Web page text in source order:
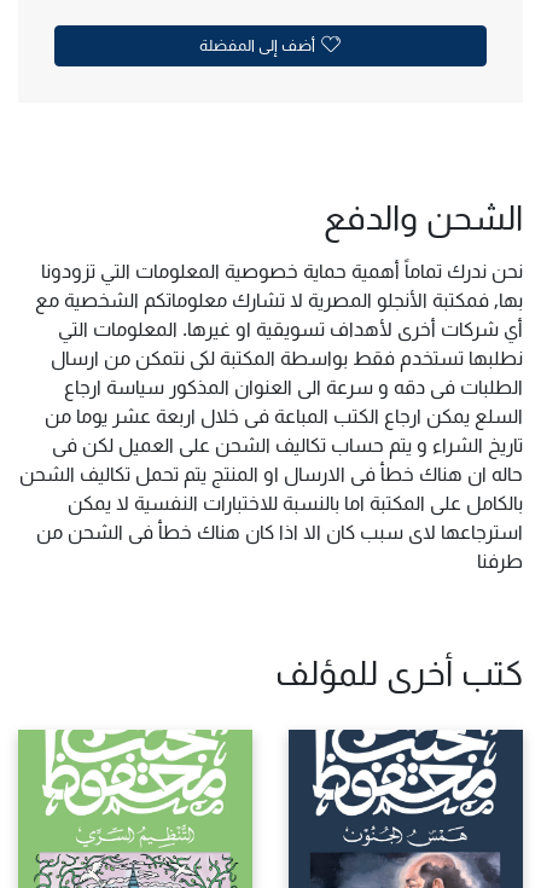
أضف إلى المفضلة
الشحن والدفع
نحن ندرك تماماً أهمية حماية خصوصية المعلومات التي تزودونا
بها, فمكتبة الأنجلو المصرية لا تشارك معلوماتكم الشخصية مع
أي شركات أخرى لأهداف تسويقية او غيرها. المعلومات التي
نطلبها تستخدم فقط بواسطة المكتبة لكى نتمكن من ارسال
الطلبات فى دقه و سرعة الى العنوان المذكور سياسة ارجاع
السلع يمكن ارجاع الكتب المباعة فى خلال اربعة عشر يوما من
تاريخ الشراء و يتم حساب تكاليف الشحن على العميل لكن فى
حاله ان هناك خطأ فى الارسال او المنتج يتم تحمل تكاليف الشحن
بالكامل على المكتبة اما بالنسبة للاختبارات النفسية لا يمكن
استرجاعها لاى سبب كان الا اذا كان هناك خطأ فى الشحن من
طرفنا
كتب أخرى للمؤلف